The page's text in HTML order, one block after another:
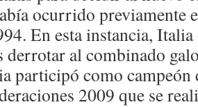
ocurrido previamente
En esta instancia,
derrotar al combinado
participó como campeón
2009 que se